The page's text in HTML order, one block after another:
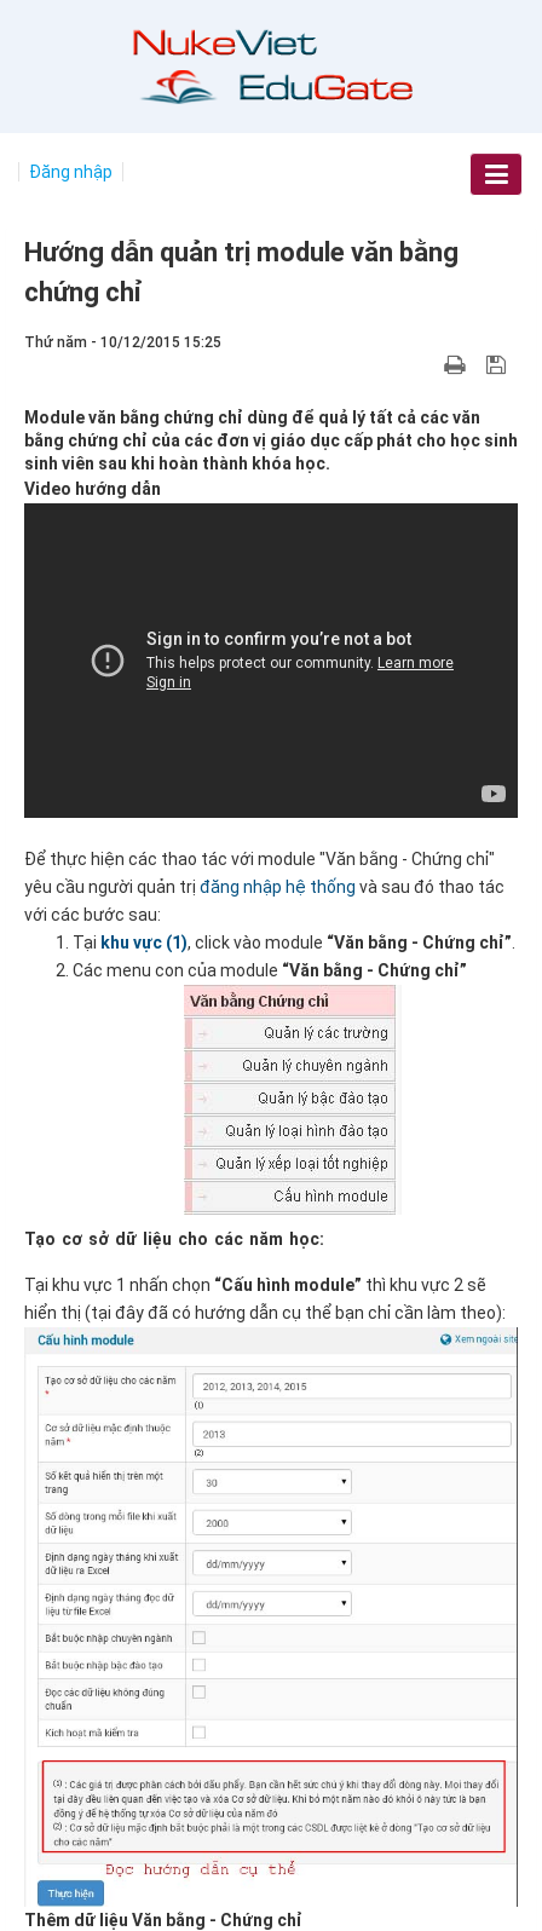
Đăng nhập
Hướng dẫn quản trị module văn bằng
chứng chỉ
Thứ năm - 10/12/2015 15:25
Module văn bằng chứng chỉ dùng để quả lý tất cả các văn
bằng chứng chỉ của các đơn vị giáo dục cấp phát cho học sinh
sinh viên sau khi hoàn thành khóa học.
Video hướng dẫn
Để thực hiện các thao tác với module "Văn bằng - Chứng chỉ"
yêu cầu người quản trị đăng nhập hệ thống và sau đó thao tác
với các bước sau:
Tại khu vực (1), click vào module “Văn bằng - Chứng chỉ”
Các menu con của module “Văn bằng - Chứng chỉ”
Tạo cơ sở dữ liệu cho các năm học:
Tại khu vực 1 nhấn chọn “Cấu hình module” thì khu vực 2 sẽ
hiển thị (tại đây đã có hướng dẫn cụ thể bạn chỉ cần làm theo):
Thêm dữ liệu Văn bằng - Chứng chỉ